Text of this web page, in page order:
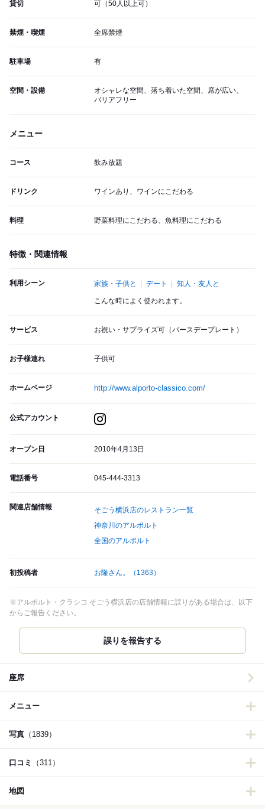
貸切 可（50人以上可）
禁煙・喫煙 全席禁煙
駐車場 有
空間・設備
オシャレな空間、落ち着いた空間、席が広い、
バリアフリー
メニュー
コース 飲み放題
ドリンク ワインあり、ワインにこだわる
料理 野菜料理にこだわる、魚料理にこだわる
特徴・関連情報
利用シーン 家族・子供と デート 知人・友人と
こんな時によく使われます。
サービス お祝い・サプライズ可（バースデープレート）
お子様連れ 子供可
ホームページ http://www.alporto-classico.com/
公式アカウント
オープン日 2010年4月13日
電話番号 045-444-3313
関連店舗情報
そごう横浜店のレストラン一覧
神奈川のアルポルト
全国のアルポルト
初投稿者 お隆さん。 （1363）
※アルポルト・クラシコ そごう横浜店の店舗情報に誤りがある場合は、以下
からご報告ください。
誤りを報告する
座席
メニュー
写真 （1839）
口コミ （311）
地図